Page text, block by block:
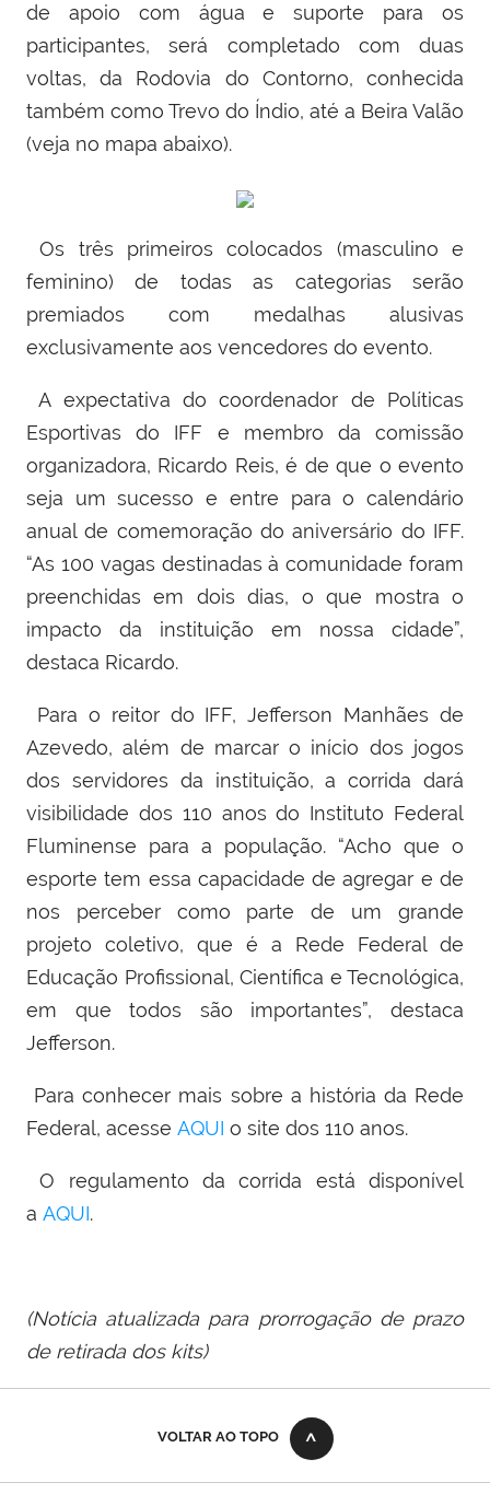
de apoio com água e suporte para os
participantes, será completado com duas
voltas, da Rodovia do Contorno, conhecida
também como Trevo do Índio, até a Beira Valão
(veja no mapa abaixo).
Os três primeiros colocados (masculino e
feminino) de todas as categorias serão
premiados com medalhas alusivas
exclusivamente aos vencedores do evento.
A expectativa do coordenador de Políticas
Esportivas do IFF e membro da comissão
organizadora, Ricardo Reis, é de que o evento
seja um sucesso e entre para o calendário
anual de comemoração do aniversário do IFF.
“As 100 vagas destinadas à comunidade foram
preenchidas em dois dias, o que mostra o
impacto da instituição em nossa cidade”,
destaca Ricardo.
Para o reitor do IFF, Jefferson Manhães de
Azevedo, além de marcar o início dos jogos
dos servidores da instituição, a corrida dará
visibilidade dos 110 anos do Instituto Federal
Fluminense para a população. “Acho que o
esporte tem essa capacidade de agregar e de
nos perceber como parte de um grande
projeto coletivo, que é a Rede Federal de
Educação Profissional, Científica e Tecnológica,
em que todos são importantes”, destaca
Jefferson.
Para conhecer mais sobre a história da Rede
Federal, acesse AQUI o site dos 110 anos.
O regulamento da corrida está disponível
a AQUI.
(Notícia atualizada para prorrogação de prazo
de retirada dos kits)
VOLTAR AO TOPO